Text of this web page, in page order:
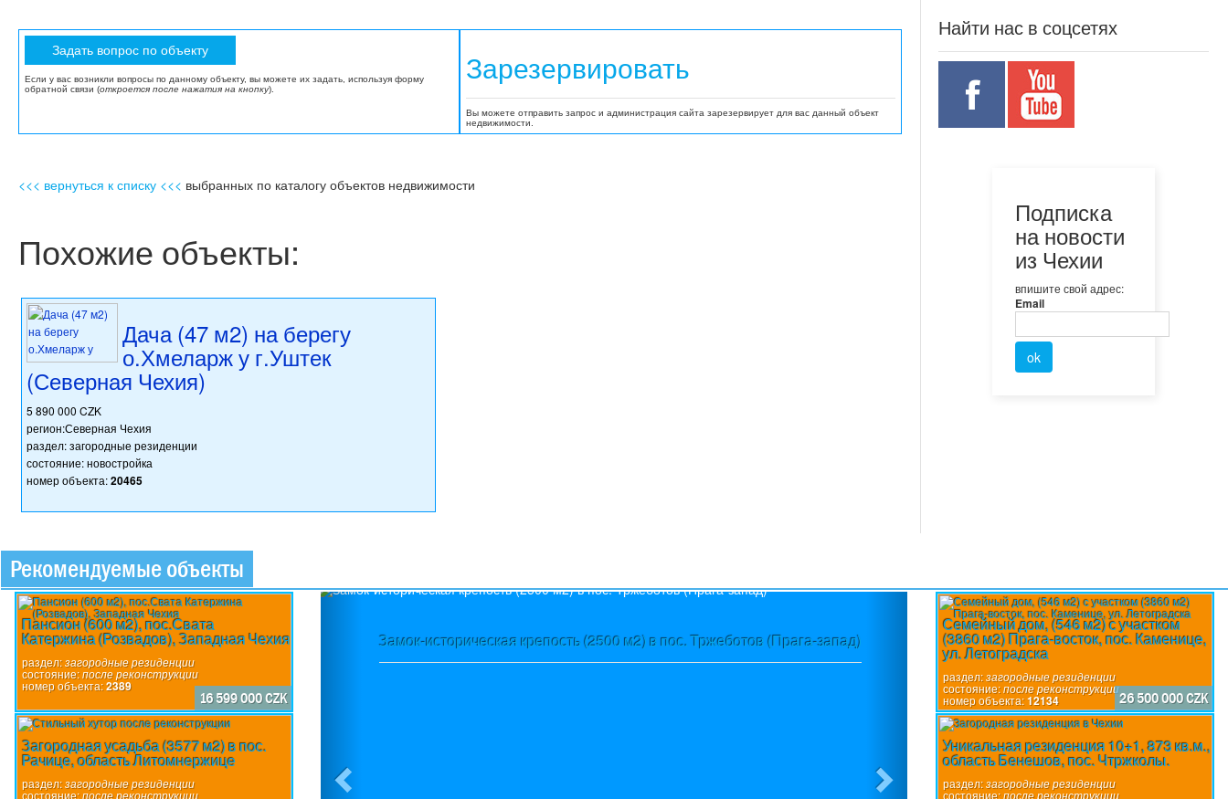
Если у вас возникли вопросы по данному объекту, вы можете их задать, используя форму
обратной связи (откроется после нажатия на кнопку).
Зарезервировать
Вы можете отправить запрос и администрация сайта зарезервирует для вас данный объект
недвижимости.
<<< вернуться к списку <<< выбранных по каталогу объектов недвижимости
Похожие объекты:
Дача (47 м2) на берегу
о.Хмеларж у г.Уштек
(Северная Чехия)
5 890 000 CZK
регион:Северная Чехия
раздел: загородные резиденции
состояние: новостройка
номер объекта:20465
Найти нас в соцсетях
Подписка
на новости
из Чехии
впишите свой адрес:
Email
Рекомендуемые объекты
Пансион (600 м2), пос.Свата
Катержина (Розвадов), Западная Чехия
раздел:загородные резиденции
состояние:после реконструкции
номер объекта:2389
16 599 000 CZK
Загородная усадьба (3577 м2) в пос.
Рачице, область Литомнержице
раздел:загородные резиденции
состояние:после реконструкции
Замок-историческая крепость (2500 м2) в пос. Тржеботов (Прага-запад) Пансион (600 м2), пос.Свата
Previous
Семейный дом, (546 м2) с участком
(3860 м2) Прага-восток, пос. Каменице,
ул. Летоградска
раздел:загородные резиденции
состояние:после реконструкции
номер объекта:12134 26 500 000 CZK
Уникальная резиденция 10+1, 873 кв.м.,
область Бенешов, пос. Чтржколы.
раздел:загородные резиденции
состояние:после реконструкции